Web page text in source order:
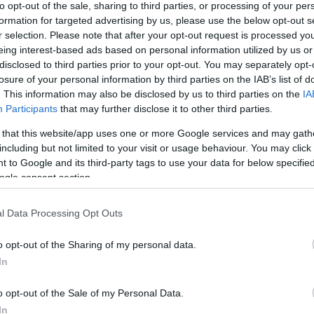
opt-out of the sale, sharing to third parties, or processing of your
for targeted advertising by us, please use the below opt-out
selection. Please note that after your opt-out request is processed
interest-based ads based on personal information utilized by us
to third parties prior to your opt-out. You may separately
of your personal information by third parties on the IAB’s list of
This information may also be disclosed by us to third parties on the
Participants that may further disclose it to other third parties.
that this website/app uses one or more Google services and may
but not limited to your visit or usage behaviour. You may
to Google and its third-party tags to use your data for below
consent section.
Data Processing Opt Outs
opt-out of the Sharing of my personal data.
opt-out of the Sale of my Personal Data.
kilégzés pedig előkészítené a földrengésszerű
intenzívebb orgazmushoz vezethet.
amikor a megszokott dinamikát
– a kontraszt olyan rejtett idegvégződéseket
szex itt színházzá válik, ahol a meglepetés írja a
újra és újra – ez a módszer a feszültség
egyszerű csúcspont, hanem katartikus
élményt.